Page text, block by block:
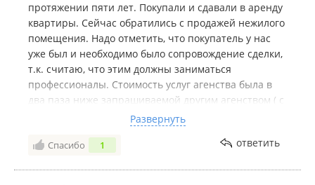
протяжении пяти лет. Покупали и сдавали в аренду
квартиры. Сейчас обратились с продажей нежилого
помещения. Надо отметить, что покупатель у нас
уже был и необходимо было сопровождение сделки,
т.к. считаю, что этим должны заниматься
профессионалы. Стоимость услуг агенства была в
два паза ниже запрашиваемой другим агенством ( с
которым изначально планировал сотрудничать
покупатель). Часть суммы была кредитной, часть
наличными. По совету агента сделку оформляли в
Развернуть
Спасибо 1 ответить